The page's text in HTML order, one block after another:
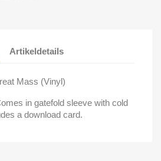
Artikeldetails
Mass (Vinyl)
in gatefold sleeve with cold
a download card.